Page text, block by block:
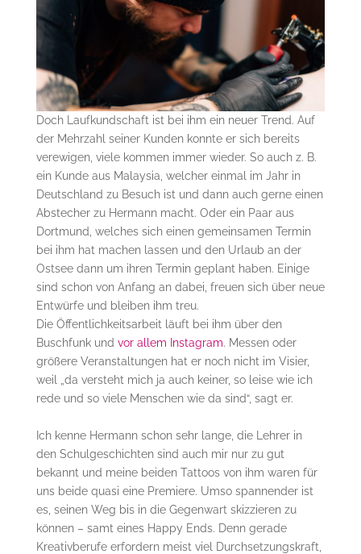
Doch Laufkundschaft ist bei ihm ein neuer Trend. Auf
der Mehrzahl seiner Kunden konnte er sich bereits
verewigen, viele kommen immer wieder. So auch z. B.
ein Kunde aus Malaysia, welcher einmal im Jahr in
Deutschland zu Besuch ist und dann auch gerne einen
Abstecher zu Hermann macht. Oder ein Paar aus
Dortmund, welches sich einen gemeinsamen Termin
bei ihm hat machen lassen und den Urlaub an der
Ostsee dann um ihren Termin geplant haben. Einige
sind schon von Anfang an dabei, freuen sich über neue
Entwürfe und bleiben ihm treu.
Die Öffentlichkeitsarbeit läuft bei ihm über den
Buschfunk und vor allem Instagram. Messen oder
größere Veranstaltungen hat er noch nicht im Visier,
weil „da versteht mich ja auch keiner, so leise wie ich
rede und so viele Menschen wie da sind“, sagt er.
Ich kenne Hermann schon sehr lange, die Lehrer in
den Schulgeschichten sind auch mir nur zu gut
bekannt und meine beiden Tattoos von ihm waren für
uns beide quasi eine Premiere. Umso spannender ist
es, seinen Weg bis in die Gegenwart skizzieren zu
können – samt eines Happy Ends. Denn gerade
Kreativberufe erfordern meist viel Durchsetzungskraft,